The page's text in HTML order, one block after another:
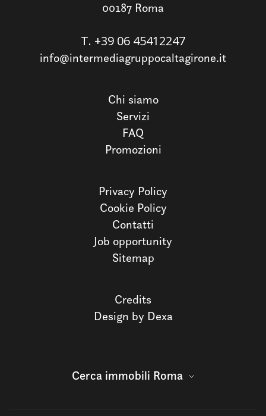
00187 Roma
T. +39 06 45412247
info@intermediagruppocaltagirone.it
Chi siamo
Servizi
FAQ
Promozioni
Privacy Policy
Cookie Policy
Contatti
Job opportunity
Sitemap
Credits
Design by Dexa
Cerca immobili Roma